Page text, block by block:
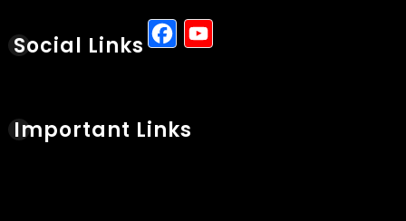
Social Links Facebook
Important Links